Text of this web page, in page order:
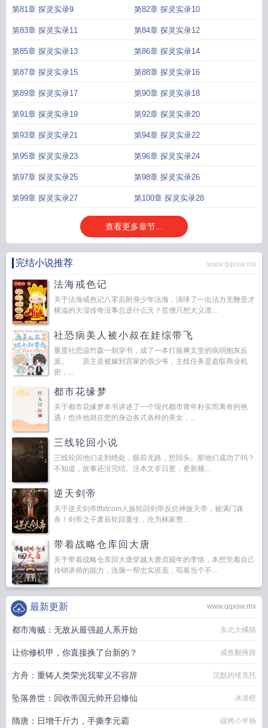
第81章 探灵实录9 第82章 探灵实录10
第83章 探灵实录11 第84章 探灵实录12
第85章 探灵实录13 第86章 探灵实录14
第87章 探灵实录15 第88章 探灵实录16
第89章 探灵实录17 第90章 探灵实录18
第91章 探灵实录19 第92章 探灵实录20
第93章 探灵实录21 第94章 探灵实录22
第95章 探灵实录23 第96章 探灵实录24
第97章 探灵实录25 第98章 探灵实录26
第99章 探灵实录27 第100章 探灵实录28
查看更多章节...
完结小说推荐 www.qqxsw.mx
法海戒色记
关于法海戒色记八零后附身少年法海，演绎了一出法力无鞭歪才
横溢的大湿传奇没事总逆什么天？贫僧只想大义凛...
社恐病美人被小叔在娃综带飞
重度社恐温竹森一朝穿书，成了一本打脸爽文里的病弱炮灰反
派。 原主是被嫁到宫家的假少爷，主线任务是盗取商业机
密，...
都市花缘梦
关于都市花缘梦本书讲述了一个现代都市青年朴实而离奇的艳
遇！也许他就在您的身边各式各样的美女，...
三线轮回小说
三线轮回他们走到绝处，眼前无路，想回头。那他们成功了吗？
不知道，故事还没完结。注本文非日更，更新频...
逆天剑帝
关于逆天剑帝tftxtcom人族轮回剑帝反抗神族天帝，被满门诛
杀！剑帝之子萧辰轮回重生，沦为林家赘...
带着战略仓库回大唐
关于带着战略仓库回大唐穿越大唐贞观年的李恪，本想凭着自己
传销讲师的能力，洗脑一帮忠实班底，苟着当个不...
www.qqxsw.mx
最新更新
都市海贼：无敌从最强超人系开始 东北大橘猫
让你修机甲，你直接换了台新的？ 咸鱼翻身路
方舟：重铸人类荣光我辈义不容辞 沉默的维克托
坠落兽世：回收帝国元帅开启修仙 冰渣橙
隋唐：日增千斤力，手撕李元霸 碳烤小羊杨